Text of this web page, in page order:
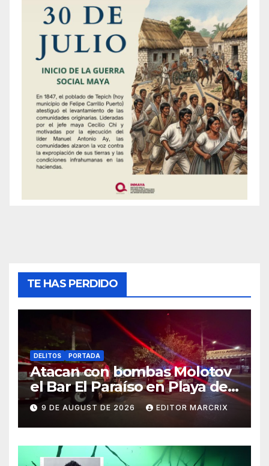
TE HAS PERDIDO
DELITOS PORTADA
Atacan con bombas Molotov
el Bar El Paraíso en Playa del
Carmen
9 DE AUGUST DE 2026 EDITOR MARCRIX